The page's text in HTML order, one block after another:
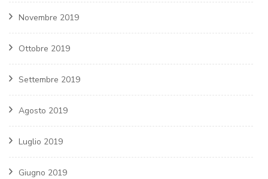
Novembre 2019
Ottobre 2019
Settembre 2019
Agosto 2019
Luglio 2019
Giugno 2019